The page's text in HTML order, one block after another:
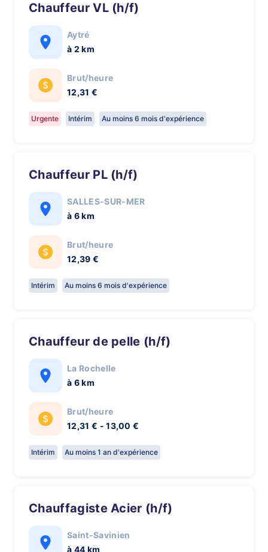
Chauffeur VL (h/f)
Aytré
à 2 km
Brut/heure
12,31 €
Urgente Intérim Au moins 6 mois d'expérience
chauffeur PL (h/f)
SALLES-SUR-MER
à 6 km
Brut/heure
12,39 €
Intérim Au moins 6 mois d'expérience
Chauffeur de pelle (h/f)
La Rochelle
à 6 km
Brut/heure
12,31 € - 13,00 €
Intérim Au moins 1 an d'expérience
Chauffagiste Acier (h/f)
Saint-Savinien
à 44 km